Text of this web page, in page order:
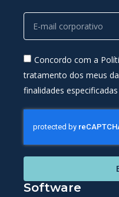
Concordo com a
tratamento dos meus
finalidades
Software